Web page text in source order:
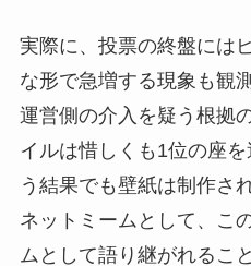
実際に、投票の終盤には
な形で急増する現象も観
運営側の介入を疑う根拠
イルは惜しくも1位の座
う結果でも壁紙は制作さ
ネットミームとして、こ
ムとして語り継がれるこ